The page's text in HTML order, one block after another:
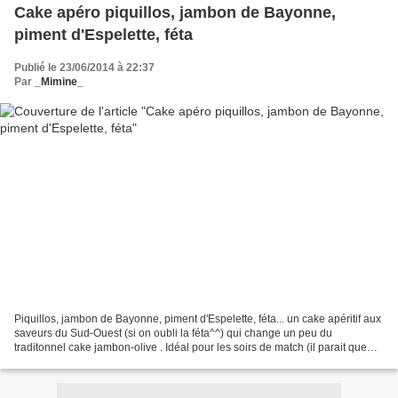
Cake apéro piquillos, jambon de Bayonne,
piment d'Espelette, féta
Publié le 23/06/2014 à 22:37
Par
_Mimine_
Piquillos, jambon de Bayonne, piment d'Espelette, féta... un cake apéritif aux
saveurs du Sud-Ouest (si on oubli la féta^^) qui change un peu du
traditonnel cake jambon-olive . Idéal pour les soirs de match (il parait que